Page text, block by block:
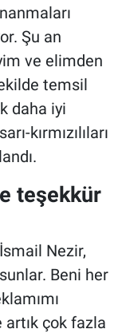
Şu an
ve elimden
temsil
daha iyi
kırmızılıları
teşekkür
Nezir,
Beni her
artık çok fazla